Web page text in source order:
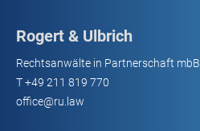
Rogert & Ulbrich
Rechtsanwälte in Partnerschaft mbB
T+49 211 819 770
office@ru.law